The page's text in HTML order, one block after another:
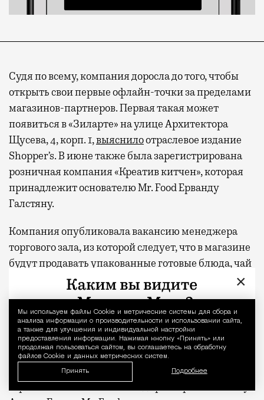
Уведомление
Мы используем файлы Сookie и метрические системы для сбора и
анализа информации о производительности и использовании сайта,
а также для улучшения и индивидуальной настройки
предоставления информации. Нажимая кнопку «Принять» или
продолжая пользоваться сайтом, вы соглашаетесь на обработку
файлов Cookie и данных метрических систем.
Принять Подробнее
Судя по всему, компания доросла до того, чтобы
открыть свои первые офлайн-точки за пределами
магазинов-партнеров. Первая такая может
появиться в «Зиларте» на улице Архитектора
Щусева, 4, корп. 1,выяснилоотраслевое издание
Shopper’s. В июне также была зарегистрирована
розничная компания «Креатив китчен», которая
принадлежит основателю Mr. Food Ерванду
Галстяну.
Компания опубликовала вакансию менеджера
торгового зала, из которой следует, что в магазине
будут продавать упакованные готовые блюда, чай
и кофе. То есть по формату это будет что-то между
магазином готовой еды и небольшим кафе —
примерно как «Милти + кофе». Да, сеть «Милти»
аналитики здесь считают наиболее близкой к
потенциальной концепции Mr. Food.
И одной точкой, судя по всему, дело не
ограничится. По словам гендиректора DNA Realty
×